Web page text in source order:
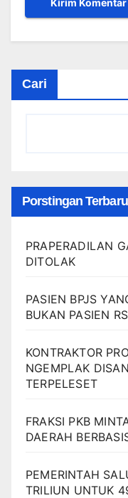
Cari
Porstingan Terbaru
PRAPERADILAN
DITOLAK
PASIEN BPJS
BUKAN PASIEN
KONTRAKTOR
NGEMPLAK
TERPELESET
FRAKSI PKB
DAERAH
PEMERINTAH
TRILIUN UNTUK